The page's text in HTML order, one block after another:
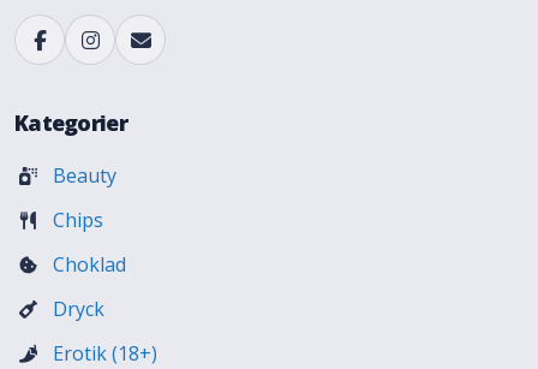
Kategorier
Beauty
Chips
Choklad
Dryck
Erotik (18+)